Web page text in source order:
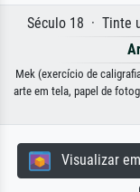
Século 18 · Tinte
Mek (exercício de
arte em tela, papel de
Visualizar